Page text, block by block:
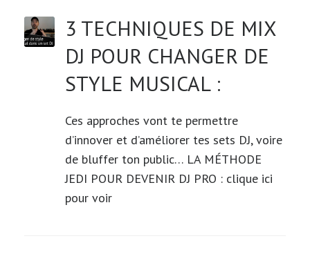
3 TECHNIQUES DE MIX
DJ POUR CHANGER DE
STYLE MUSICAL :
Ces approches vont te permettre
d’innover et d’améliorer tes sets DJ, voire
de bluffer ton public… LA MÉTHODE
JEDI POUR DEVENIR DJ PRO : clique ici
pour voir